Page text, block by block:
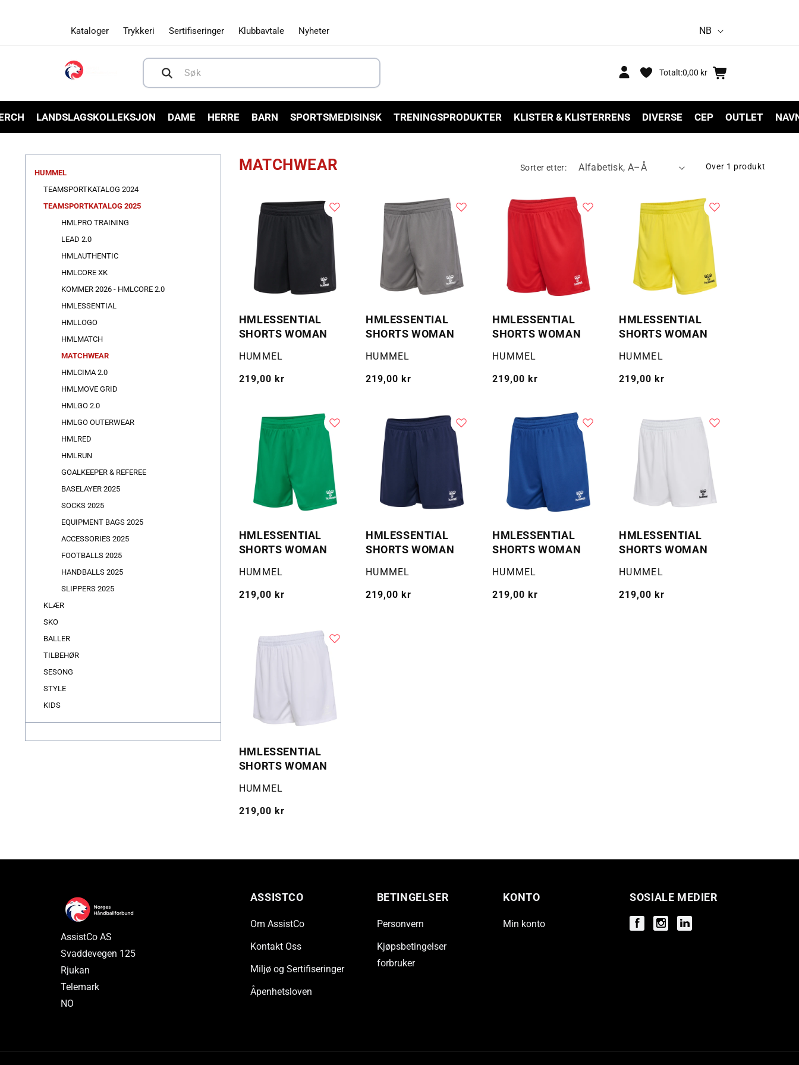
Kataloger Trykkeri Sertifiseringer Klubbavtale Nyheter
S
k
NB
Søk
inn
Totalt:0,00 kr
Handlekurv
LANDSLAGSKOLLEKSJON DAME HERRE BARN SPORTSMEDISINSK TRENINGSPRODUKTER KLISTER & KLISTERRENS DIVERSE CEP OUTLET
HUMMEL
TEAMSPORTKATALOG 2024
TEAMSPORTKATALOG 2025
HMLPRO TRAINING
LEAD 2.0
HMLAUTHENTIC
HMLCORE XK
KOMMER 2026 - HMLCORE 2.0
HMLESSENTIAL
HMLLOGO
HMLMATCH
MATCHWEAR
HMLCIMA 2.0
HMLMOVE GRID
HMLGO 2.0
HMLGO OUTERWEAR
HMLRED
HMLRUN
GOALKEEPER & REFEREE
BASELAYER 2025
SOCKS 2025
EQUIPMENT BAGS 2025
ACCESSORIES 2025
FOOTBALLS 2025
HANDBALLS 2025
SLIPPERS 2025
KLÆR
SKO
BALLER
TILBEHØR
SESONG
STYLE
KIDS
MATCHWEAR Sorter etter: Over 1 produkt
HMLESSENTIAL
SHORTS WOMAN
Selger:
HUMMEL
Vanlig
219,00 kr
HMLESSENTIAL
SHORTS WOMAN
Selger:
HUMMEL
Vanlig
219,00 kr
HMLESSENTIAL
SHORTS WOMAN
Selger:
HUMMEL
Vanlig
219,00 kr
HMLESSENTIAL
SHORTS WOMAN
Selger:
HUMMEL
Vanlig
219,00 kr
HMLESSENTIAL
SHORTS WOMAN
Selger:
HUMMEL
Vanlig
219,00 kr
HMLESSENTIAL
SHORTS WOMAN
Selger:
HUMMEL
Vanlig
219,00 kr
HMLESSENTIAL
SHORTS WOMAN
Selger:
HUMMEL
Vanlig
219,00 kr
HMLESSENTIAL
SHORTS WOMAN
Selger:
HUMMEL
Vanlig
219,00 kr
HMLESSENTIAL
SHORTS WOMAN
Selger:
HUMMEL
Vanlig
219,00 kr
AssistCo AS
Svaddevegen 125
Rjukan
Telemark
NO
ASSISTCO
Om AssistCo
Kontakt Oss
Miljø og Sertifiseringer
Åpenhetsloven
BETINGELSER
Personvern
Kjøpsbetingelser
forbruker
KONTO
Min konto
SOSIALE MEDIER
FacebookInstagramInstagram